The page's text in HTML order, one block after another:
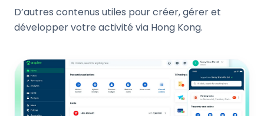
D’autres contenus utiles pour créer, gérer et
développer votre activité via Hong Kong.